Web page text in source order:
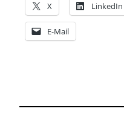
X LinkedIn
E-Mail